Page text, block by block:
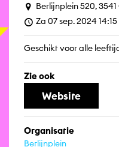
Berlijnplein 520,
Za 07 sep. 2024
Geschikt voor alle
Zie ook
Website
Organisatie
Berlijnplein